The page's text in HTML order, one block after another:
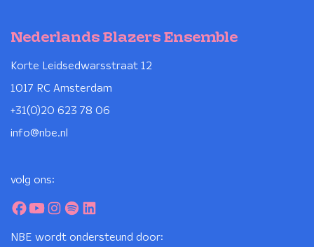
Nederlands Blazers Ensemble
Korte Leidsedwarsstraat 12
1017 RC Amsterdam
+31(0)20 623 78 06
info@nbe.nl
volg ons:
NBE wordt ondersteund door: